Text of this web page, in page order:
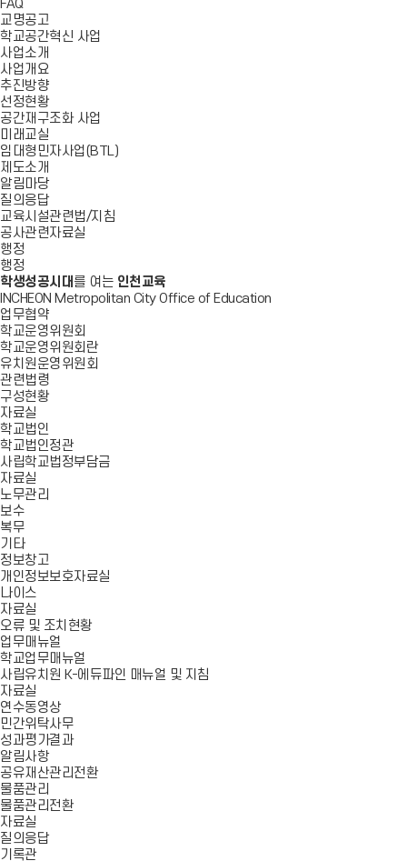
FAQ
교명공고
학교공간혁신 사업
사업소개
사업개요
추진방향
선정현황
공간재구조화 사업
미래교실
임대형민자사업(BTL)
제도소개
알림마당
질의응답
교육시설관련법/지침
공사관련자료실
행정
행정
학생성공시대 를 여는 인천교육
INCHEON Metropolitan City Office of Education
업무협약
학교운영위원회
학교운영위원회란
유치원운영위원회
관련법령
구성현황
자료실
학교법인
학교법인정관
사립학교법정부담금
자료실
노무관리
보수
복무
기타
정보창고
개인정보보호자료실
나이스
자료실
오류 및 조치현황
업무매뉴얼
학교업무매뉴얼
사립유치원 K-에듀파인 매뉴얼 및 지침
자료실
연수동영상
민간위탁사무
성과평가결과
알림사항
공유재산관리전환
물품관리
물품관리전환
자료실
질의응답
기록관